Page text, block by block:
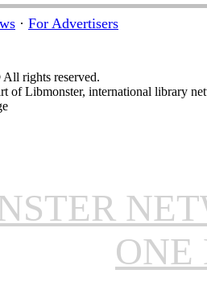
· For Advertisers
rights reserved.
of Libmonster, international library
ONE